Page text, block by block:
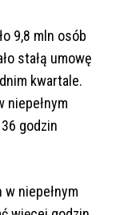
9,8 mln osób
stałą umowę
kwartale.
niepełnym
godzin
niepełnym